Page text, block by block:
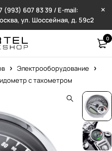
(993) 607 83 39 / E-mail:
ул. Шоссейная, д. 59с2
0
Электрооборудование
с тахометром